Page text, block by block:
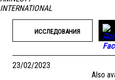
ИССЛЕДОВАНИЯ
23/02/2023
Also